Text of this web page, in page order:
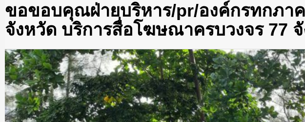
ขอขอบคุณฝ่ายบริหาร/pr/องค์กรทกภาค
จังหวัด บริการสื่อโฆษณาครบวงจร 77